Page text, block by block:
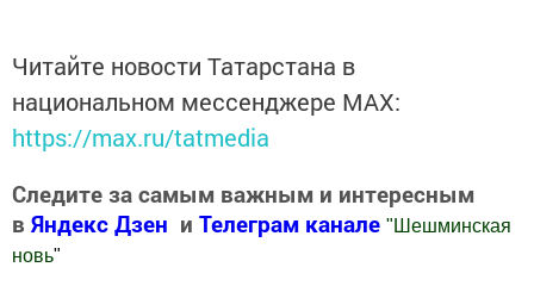
Читайте новости Татарстана в
национальном мессенджере MАХ:
https://max.ru/tatmedia
Следите за самым важным и интересным
в Яндекс Дзен и Телеграм канале " Шешминская
новь"